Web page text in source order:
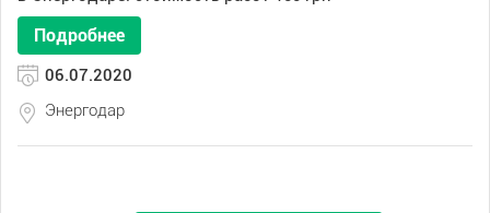
Подробнее
06.07.2020
Энергодар